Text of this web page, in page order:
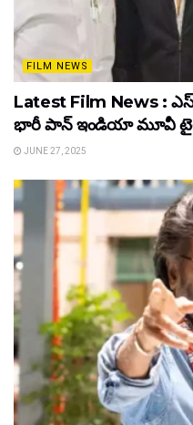
FILM NEWS
Latest Film News :
భారీ పాన్‌ ఇండియా మూవీ
JUNE 27, 2025